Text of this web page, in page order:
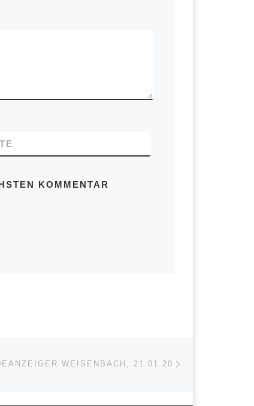
KOMMENTAR
WEISENBACH, 21.01.20